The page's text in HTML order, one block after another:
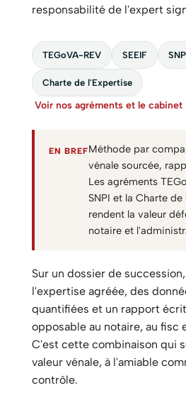
responsabilité de l'expert
TEGoVA-REV SEEIF
Charte de l'Expertise
Voir nos agréments et le
EN BREFMéthode par
vénale sourcée,
Les agréments
SNPI et la Charte
rendent la valeur
notaire et
Sur un dossier de
l'expertise agréée, des
quantifiées et un rapport
opposable au notaire, au fisc
C'est cette combinaison qui
valeur vénale, à l'amiable
contrôle.